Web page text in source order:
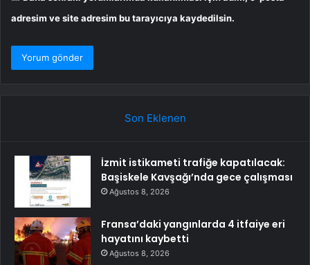
adresim ve site adresim bu tarayıcıya kaydedilsin.
Son Eklenen
İzmit istikameti trafiğe kapatılacak:
Başiskele Kavşağı’nda gece çalışması
Ağustos 8, 2026
Fransa’daki yangınlarda 4 itfaiye eri
hayatını kaybetti
Ağustos 8, 2026